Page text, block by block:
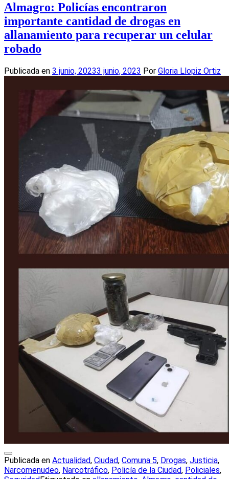
Almagro: Policías encontraron
importante cantidad de drogas en
allanamiento para recuperar un celular
robado
Publicada en 3 junio, 20233 junio, 2023 Por Gloria Llopiz Ortiz
Publicada en Actualidad, Ciudad, Comuna 5, Drogas, Justicia,
Narcomenudeo, Narcotráfico, Policía de la Ciudad, Policiales,